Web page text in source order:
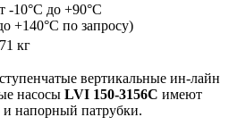
-10°C до +90°C
+140°C по запросу)
кг
вертикальные ин-лайн
насосы LVI 150-3156C имеют
напорный патрубки.